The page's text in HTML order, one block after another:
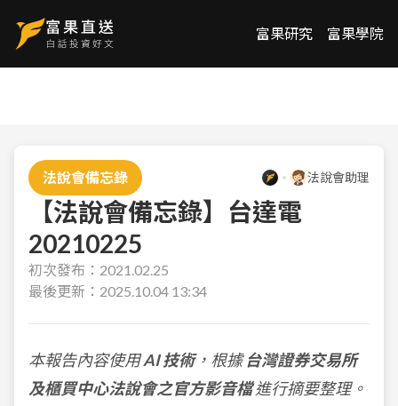
富果研究 富果學院
法說會備忘錄 法說會助理
【法說會備忘錄】台達電
20210225
初次發布： 2021.02.25
最後更新： 2025.10.04 13:34
本報告內容使用AI 技術，根據台灣證券交易所
及櫃買中心法說會之官方影音檔進行摘要整理。